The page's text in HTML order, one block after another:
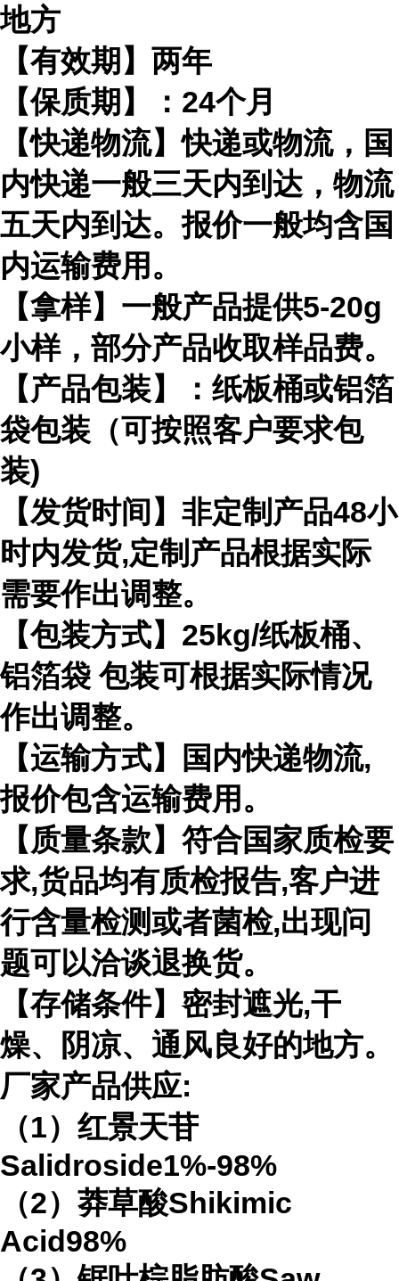
地方
【有效期】两年
【保质期】：24个月
【快递物流】快递或物流，国
内快递一般三天内到达，物流
五天内到达。报价一般均含国
内运输费用。
【拿样】一般产品提供5-20g
小样，部分产品收取样品费。
【产品包装】：纸板桶或铝箔
袋包装（可按照客户要求包
装)
【发货时间】非定制产品48小
时内发货,定制产品根据实际
需要作出调整。
【包装方式】25kg/纸板桶、
铝箔袋 包装可根据实际情况
作出调整。
【运输方式】国内快递物流,
报价包含运输费用。
【质量条款】符合国家质检要
求,货品均有质检报告,客户进
行含量检测或者菌检,出现问
题可以洽谈退换货。
【存储条件】密封遮光,干
燥、阴凉、通风良好的地方。
厂家产品供应:
（1）红景天苷
Salidroside1%-98%
（2）莽草酸Shikimic
Acid98%